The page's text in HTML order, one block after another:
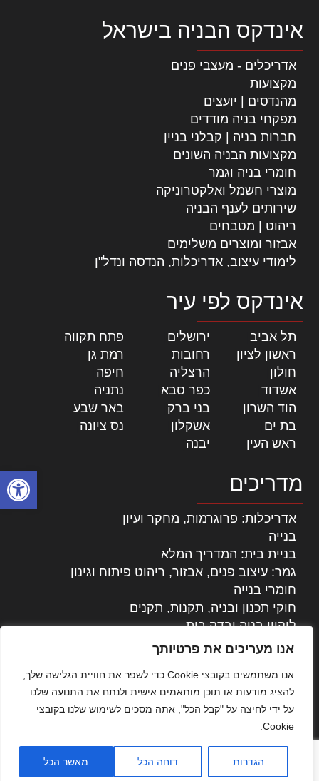
פתח
אנו מעריכים את פרטיותך
אנו משתמשים בקובצי Cookie כדי לשפר את חוויית הגלישה שלך,
להציג מודעות או תוכן מותאמים אישית ולנתח את התנועה שלנו.
על ידי לחיצה על "קבל הכל", אתה מסכים לשימוש שלנו בקובצי
Cookie.
הגדרות דוחה הכל מאשר הכל
אינדקס הבניה בישראל
אדריכלים - מעצבי פנים
מקצועות
מהנדסים | יועצים
מפקחי בניה מודדים
חברות בניה | קבלני בניין
מקצועות הבניה השונים
חומרי בניה וגמר
מוצרי חשמל ואלקטרוניקה
שירותים לענף הבניה
ריהוט | מטבחים
אבזור ומוצרים משלימים
לימודי עיצוב, אדריכלות, הנדסה ונדל"ן
אינדקס לפי עיר
תל אביב ירושלים פתח תקווה
ראשון לציון
רחובות רמת גן
חולון
הרצליה חיפה
אשדוד
כפר סבא נתניה
הוד השרון
בני ברק באר שבע
בת ים
אשקלון נס ציונה
ראש העין
יבנה
מדריכים
אדריכלות: פרוגרמות, מחקר ועיון
בנייה
בניית בית: המדריך המלא
גמר: עיצוב פנים, אבזור, ריהוט פיתוח וגינון
חומרי בנייה
חוקי תכנון ובניה, תקנות, תקנים
ליקויי בניה ובדק בית
נדל"ן: זכויות, אגרות ועסקאות
עקרונות ניהול אחזקה מתקדמות
צילום אדריכלי
שיווק נדלן
שיטות בניה: מפרטים והמלצות
תוכן שיווקי